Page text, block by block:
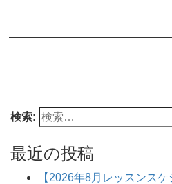
検索:
最近の投稿
【2026年8月レッスンス